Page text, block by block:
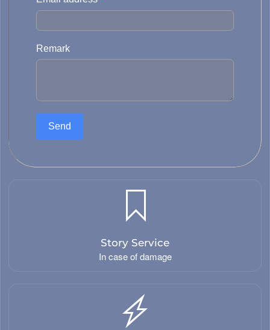
Remark
Send
Story Service
In case of damage